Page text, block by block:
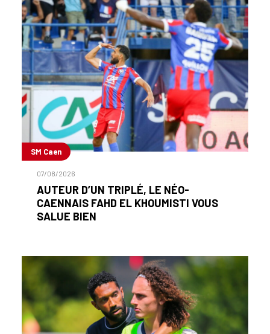
SM Caen
07/08/2026
AUTEUR D’UN TRIPLÉ, LE NÉO-
CAENNAIS FAHD EL KHOUMISTI VOUS
SALUE BIEN